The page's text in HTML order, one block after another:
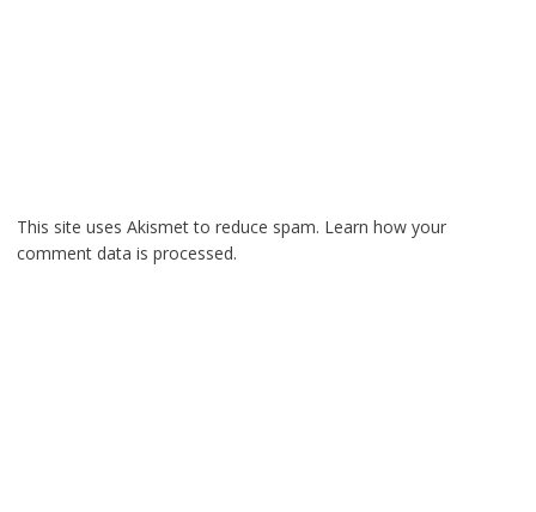
This site uses Akismet to reduce spam. Learn how your
comment data is processed.